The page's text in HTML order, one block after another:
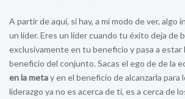
A partir de aquí, si hay, a mi modo de ver, algo
un líder. Eres un líder cuando tu éxito deja de
exclusivamente en tu beneficio y pasa a estar
beneficio del conjunto. Sacas el ego de de la
en la metay en el beneficio de alcanzarla para
liderazgo ya no es acerca de ti, es a cerca de